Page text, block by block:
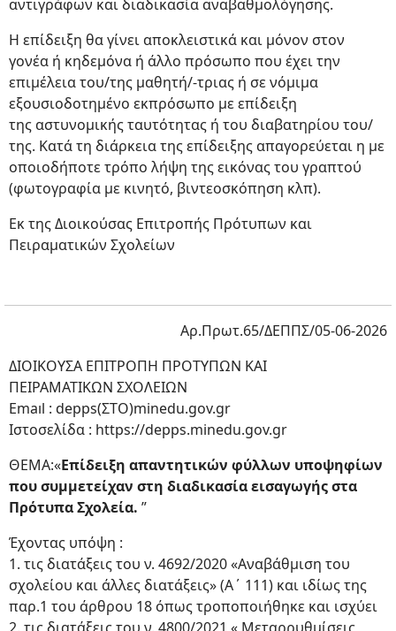
αντιγράφων και διαδικασία αναβαθμολόγησης.
Η επίδειξη θα γίνει αποκλειστικά και μόνον στον
γονέα ή κηδεμόνα ή άλλο πρόσωπο που έχει την
επιμέλεια του/της μαθητή/-τριας ή σε νόμιμα
εξουσιοδοτημένο εκπρόσωπο με επίδειξη
της αστυνομικής ταυτότητας ή του διαβατηρίου του/
της. Κατά τη διάρκεια της επίδειξης απαγορεύεται η με
οποιοδήποτε τρόπο λήψη της εικόνας του γραπτού
(φωτογραφία με κινητό, βιντεοσκόπηση κλπ).
Εκ της Διοικούσας Επιτροπής Πρότυπων και
Πειραματικών Σχολείων
Αρ.Πρωτ.65/ΔΕΠΠΣ/05-06-2026
ΔΙΟΙΚΟΥΣΑ ΕΠΙΤΡΟΠΗ ΠΡΟΤΥΠΩΝ ΚΑΙ
ΠΕΙΡΑΜΑΤΙΚΩΝ ΣΧΟΛΕΙΩΝ
Emaıl : depps(ΣΤΟ)minedu.gov.gr
Ιστοσελίδα : https://depps.minedu.gov.gr
ΘΕΜΑ:«Επίδειξη απαντητικών φύλλων υποψηφίων
που συμμετείχαν στη διαδικασία εισαγωγής στα
Πρότυπα Σχολεία. ”
Έχοντας υπόψη :
1. τις διατάξεις του ν. 4692/2020 «Αναβάθμιση του
σχολείου και άλλες διατάξεις» (Α΄ 111) και ιδίως της
παρ.1 του άρθρου 18 όπως τροποποιήθηκε και ισχύει